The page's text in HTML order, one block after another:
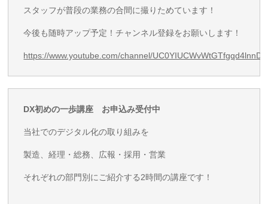
スタッフが普段の業務の合間に撮りためています！
今後も随時アップ予定！チャンネル登録をお願いします！
https://www.youtube.com/channel/
DX初めの一歩講座 お申込み受付中
当社でのデジタル化の取り組みを
製造、経理・総務、広報・採用・営業
それぞれの部門別にご紹介する2時間の講座です！